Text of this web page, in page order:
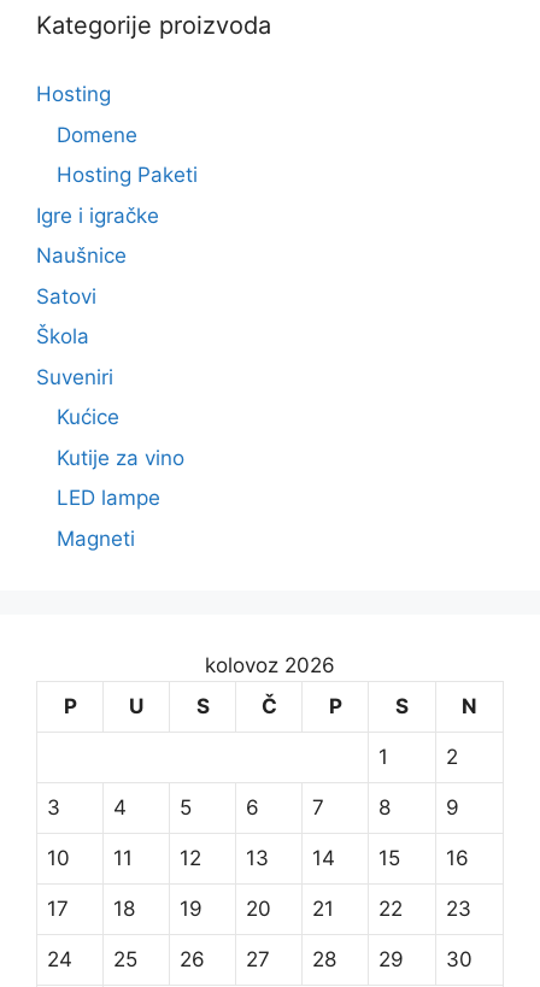
Kategorije proizvoda
Hosting
Domene
Hosting Paketi
Igre i igračke
Naušnice
Satovi
Škola
Suveniri
Kućice
Kutije za vino
LED lampe
Magneti
kolovoz 2026
P
U S Č P S N
1 2
3 4 5 6 7 8 9
10 11 12 13 14 15 16
17 18 19 20 21 22 23
24 25 26 27 28 29 30